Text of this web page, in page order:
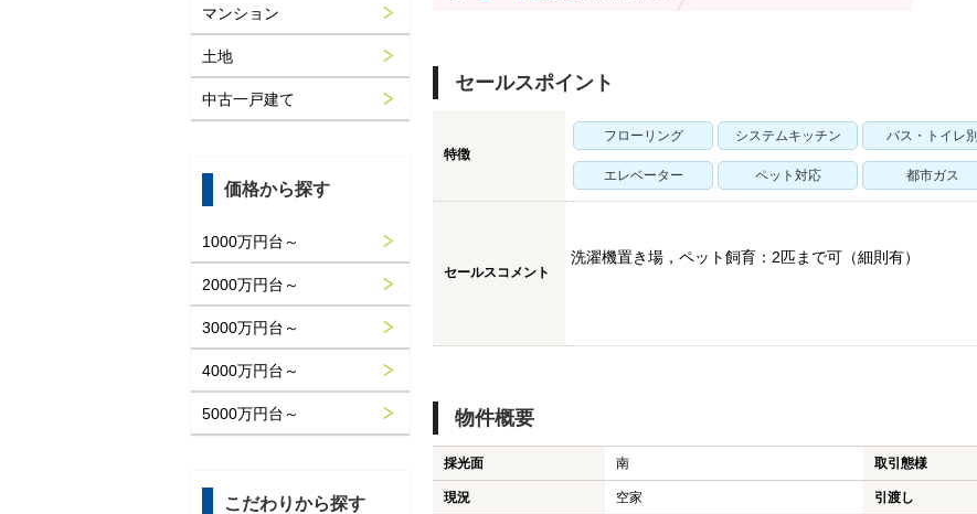
セールスポイント
特徴
フローリング システムキッチン バス・トイレ別
エレベーター ペット対応 都市ガス
セールスコメント
洗濯機置き場，ペット飼育：2匹まで可（細則有）
物件概要
採光面 南 取引態様
現況 空家 引渡し
マンション
土地
中古一戸建て
価格から探す
1000万円台～
2000万円台～
3000万円台～
4000万円台～
5000万円台～
こだわりから探す